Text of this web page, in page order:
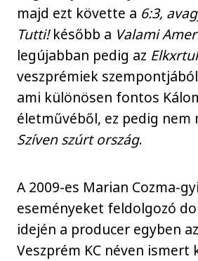
majd ezt követte a 6:3,
Tutti!később a Valami
legújabban pedig az
veszprémiek
ami különösen fontos
életművéből, ez pedig nem
Szíven szúrt ország.
A 2009-es Marian Cozma-
eseményeket feldolgozó
idején a producer egyben
Veszprém KC néven ismert